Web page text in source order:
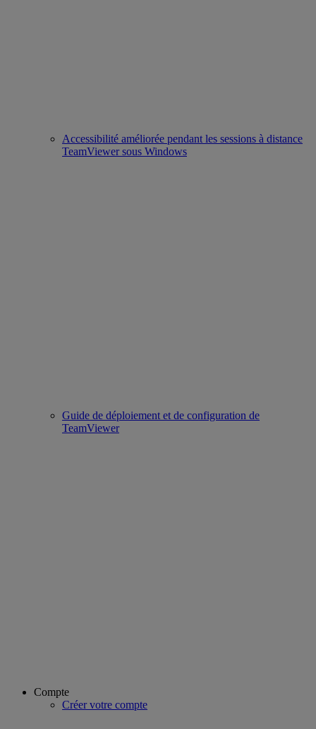
Accessibilité améliorée pendant les sessions à distance
TeamViewer sous Windows
Guide de déploiement et de configuration de
TeamViewer
Compte
Créer votre compte